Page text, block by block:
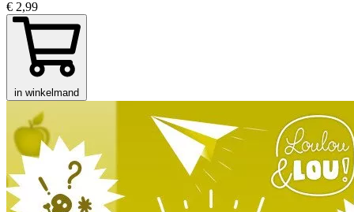
€ 2,99
in winkelmand